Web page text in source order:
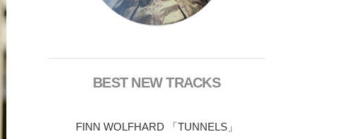
BEST NEW TRACKS
FINN WOLFHARD 「TUNNELS」